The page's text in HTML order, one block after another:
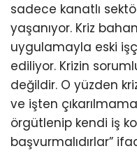
sadece kanatlı
yaşanıyor. Kriz
uygulamayla eski
ediliyor. Krizin
değildir. O yüzden
ve işten
örgütlenip kendi iş
başvurmalıdırlar”